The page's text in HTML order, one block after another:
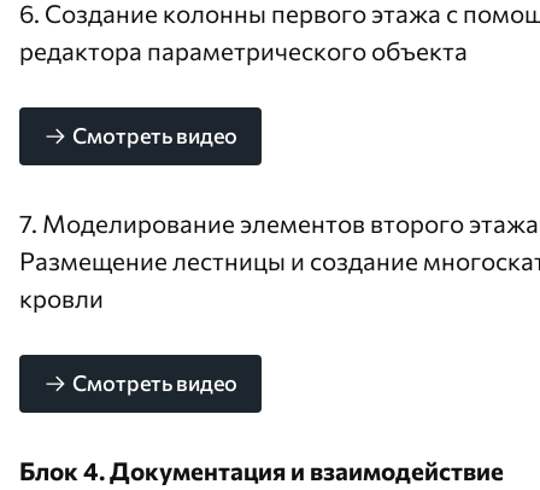
6. Создание колонны первого этажа с
редактора параметрического объекта
Смотреть видео
7. Моделирование элементов второго
Размещение лестницы и создание
кровли
Смотреть видео
Блок 4. Документация и взаимодействие